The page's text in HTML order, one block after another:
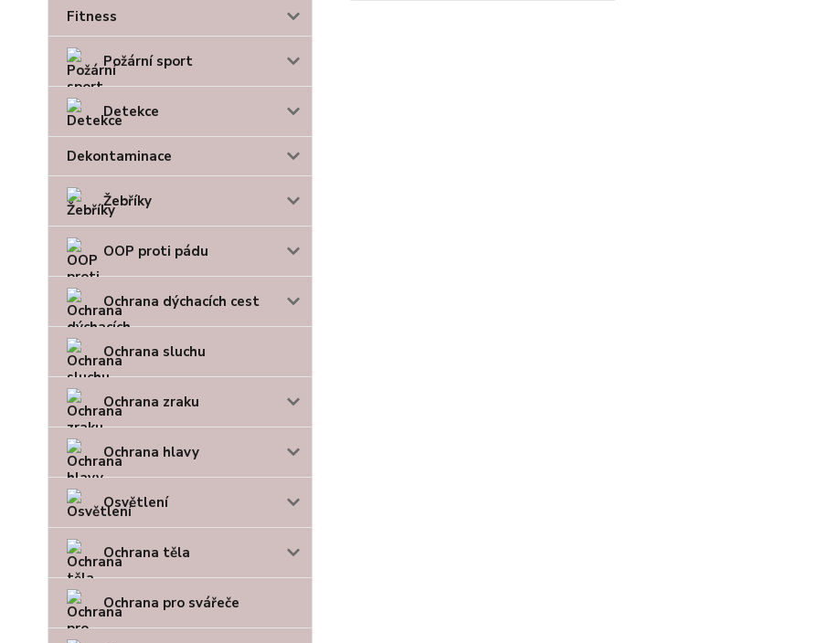
Fitness
Požární sport
Detekce
Dekontaminace
Žebříky
OOP proti pádu
Ochrana dýchacích cest
Ochrana sluchu
Ochrana zraku
Ochrana hlavy
Osvětlení
Ochrana těla
Ochrana pro svářeče